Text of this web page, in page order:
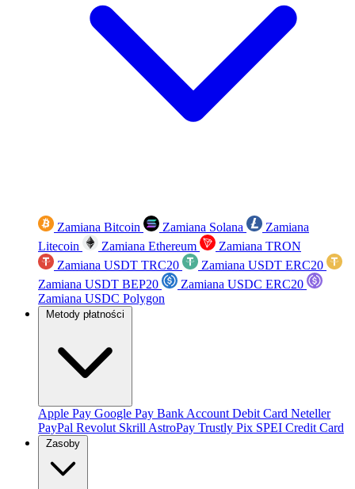
Zamiana Bitcoin Zamiana Solana
Zamiana
Litecoin
Zamiana Ethereum
Zamiana TRON
Zamiana USDT TRC20
Zamiana USDT ERC20
Zamiana USDT BEP20
Zamiana USDC ERC20
Zamiana USDC Polygon
Metody płatności
Apple Pay Google Pay Bank Account Debit Card Neteller
PayPal Revolut Skrill AstroPay Trustly Pix SPEI Credit Card
Zasoby